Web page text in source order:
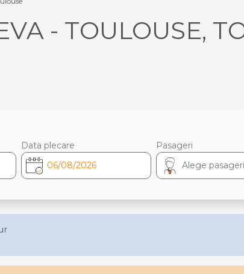
- TOULOUSE,
Data plecare Pasageri